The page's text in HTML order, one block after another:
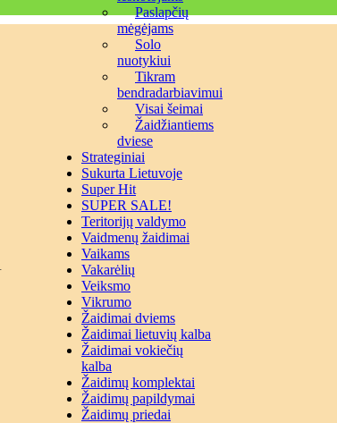
Paslapčių
mėgėjams
Solo
nuotykiui
Tikram
bendradarbiavimui
Visai šeimai
Žaidžiantiems
dviese
Strateginiai
Sukurta Lietuvoje
Super Hit
SUPER SALE!
Teritorijų valdymo
Vaidmenų žaidimai
Vaikams
Vakarėlių
Veiksmo
Vikrumo
Žaidimai dviems
Žaidimai lietuvių kalba
Žaidimai vokiečių
kalba
Žaidimų komplektai
Žaidimų papildymai
Žaidimų priedai